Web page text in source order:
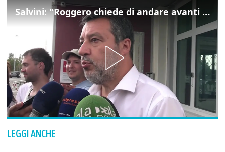
Salvini: "Roggero chiede di andare avanti su norma anti-risarcimenti"
LEGGI ANCHE